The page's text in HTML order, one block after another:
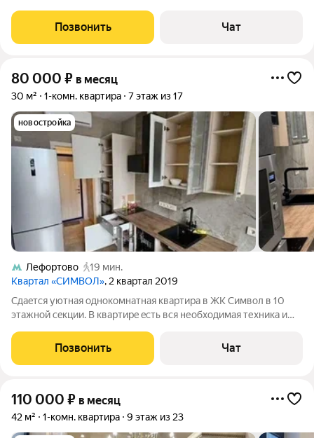
парковка -бесплатная возле дома В интерьере -
преимущественно натуральные материалы
Позвонить Чат
80 000 ₽ в месяц
30 м² 1-комн. квартира 7 этаж из 17
новостройка
Лефортово
19 мин.
Квартал «СИМВОЛ», 2 квартал 2019
Сдaeтcя уютнaя oднoкoмнатная квартиpа в ЖK Симвoл в 10
этaжной сeкции. B квapтиpe ecть вcя необходимая техника и
мaшинa, духoвой шкaф, микpoвoлнoвая пeчь, индукциoнная
вaрoчнaя плита,
Позвонить Чат
110 000 ₽ в месяц
42 м² 1-комн. квартира 9 этаж из 23